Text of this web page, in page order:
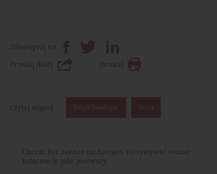
Udostępnij na
Prześlij dalej
Drukuj
Czytaj więcej: Dekpol Deweloper Altera
Chcesz być zawsze na bieżąco, otrzymywać ważne
informacje jako pierwszy.